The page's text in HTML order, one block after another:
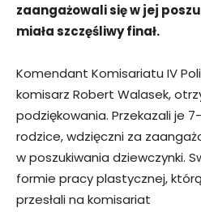
zaangażowali się w jej
miała szczęśliwy finał.
Komendant Komisariatu IV
komisarz Robert Walasek,
podziękowania. Przekazali je
rodzice, wdzięczni za
w poszukiwania dziewczynki.
formie pracy plastycznej,
przesłali na komisariat